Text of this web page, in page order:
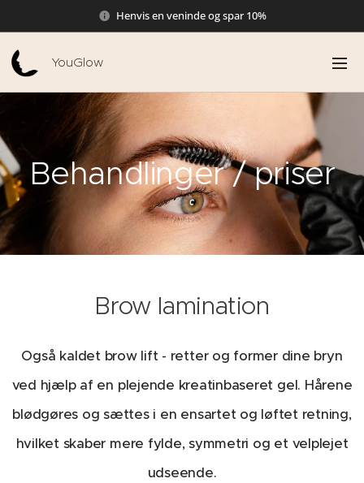
Henvis en veninde og spar 10%
YouGlow
Behandlinger / priser
Brow lamination
Også kaldet brow lift - retter og former dine bryn
ved hjælp af en plejende kreatinbaseret gel. Hårene
blødgøres og sættes i en ensartet og løftet retning,
hvilket skaber mere fylde, symmetri og et velplejet
udseende.